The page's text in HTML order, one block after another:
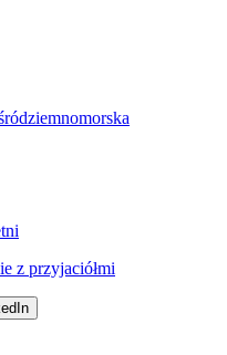
z przyjaciółmi